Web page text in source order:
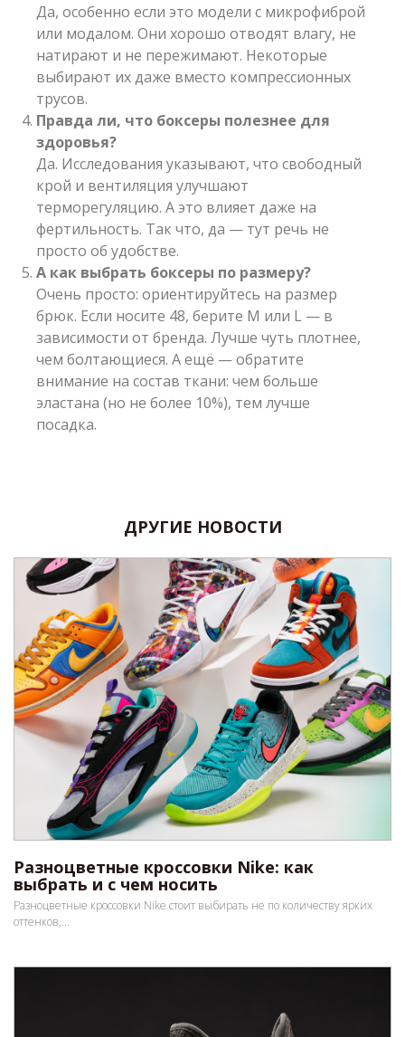
Да, особенно если это модели с микрофиброй
или модалом. Они хорошо отводят влагу, не
натирают и не пережимают. Некоторые
выбирают их даже вместо компрессионных
трусов.
Правда ли, что боксеры полезнее для
здоровья?
Да. Исследования указывают, что свободный
крой и вентиляция улучшают
терморегуляцию. А это влияет даже на
фертильность. Так что, да — тут речь не
просто об удобстве.
А как выбрать боксеры по размеру?
Очень просто: ориентируйтесь на размер
брюк. Если носите 48, берите M или L — в
зависимости от бренда. Лучше чуть плотнее,
чем болтающиеся. А ещё — обратите
внимание на состав ткани: чем больше
эластана (но не более 10%), тем лучше
посадка.
ДРУГИЕ НОВОСТИ
Разноцветные кроссовки Nike: как
выбрать и с чем носить
Разноцветные кроссовки Nike стоит выбирать не по количеству ярких
оттенков,...